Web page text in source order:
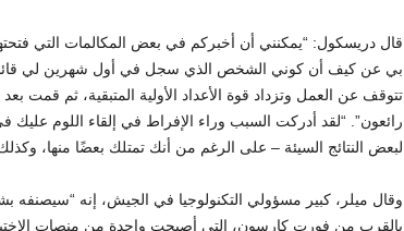
قال دريسكول: “يمكنني أن أخبركم في بعض المكالمات التي
بي عن كيف أن كوني الشخص الذي سجل في أول شهرين لي قائلاً
تتوقف عن العمل وتزداد قوة الأعداد الأولية المتبقية، ثم قمت
رائعون”. “لقد أدركت السبب وراء الإفراط في إلقاء اللوم
لبعض النتائج السيئة – على الرغم من أنك تمتلك بعضًا منها،
وقال ميلر، كبير مسؤولي التكنولوجيا في الجيش، إنه “سيصنفه
بالقرب من فورت كارسون، التي أصبحت واحدة من منصات الاختبار